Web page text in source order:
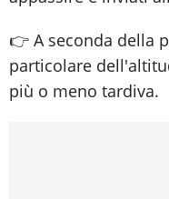
👉 A seconda della
particolare
più o meno tardiva.